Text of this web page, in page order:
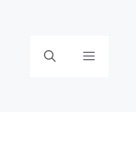
Menu